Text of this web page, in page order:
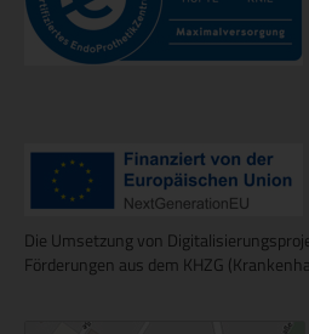
Die Umsetzung von
Förderungen aus dem KHZG